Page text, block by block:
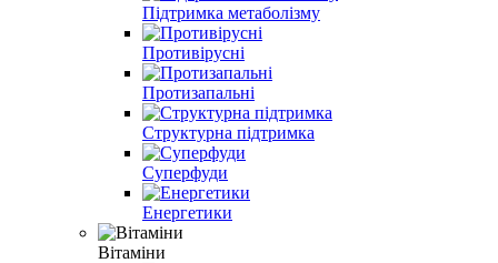
Підтримка метаболізму
Противірусні
Протизапальні
Структурна підтримка
Суперфуди
Енергетики
Вітаміни